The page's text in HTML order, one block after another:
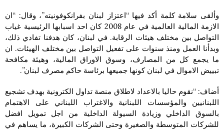
وألقى سلامة كلمة أكد فيها “اعتزاز لبنان بفرانكوفونيته”، وقال: “ان
الازمة المالية العالمية في عام 2008 كان احد اسبابها الرئيسية غياب
التواصل بين مختلف هيئات الرقابة. في لبنان، كان هدفنا تفادي ذلك،
وبدأنا العمل ومنذ سنوات على تفعيل التواصل بين مختلف الهيئات. ان
ما يجمع كل من المصارف، وسوق الاوراق المالية، وهيئة مكافحة
تبييض الاموال في لبنان كونها جميعها برئاسة حاكم مصرف لبنان”.
أضاف: “نقوم حاليا بالاعداد لاطلاق منصة تداول الكترونية بهدف تشجيع
اللبنانيين والمؤسسات اللبنانية والاغتراب اللبناني على الاهتمام
بالسوق الداخلي وزيادة السيولة الداخلية من اجل تمويل افضل
للشركات المتوسطة والصغيرة وحتى الشركات الكبيرة، ما يساهم في